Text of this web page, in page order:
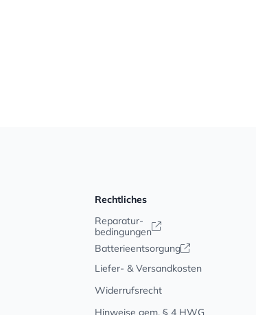
Rechtliches
Reparatur-
bedingungen
Batterieentsorgung
Liefer- & Versandkosten
Widerrufsrecht
Hinweise gem. § 4 HWG